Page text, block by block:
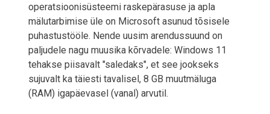
operatsioonisüsteemi raskepärasuse ja apla
mälutarbimise üle on Microsoft asunud tõsisele
puhastustööle. Nende uusim arendussuund on
paljudele nagu muusika kõrvadele: Windows 11
tehakse piisavalt "saledaks", et see jookseks
sujuvalt ka täiesti tavalisel, 8 GB muutmäluga
(RAM) igapäevasel (vanal) arvutil.